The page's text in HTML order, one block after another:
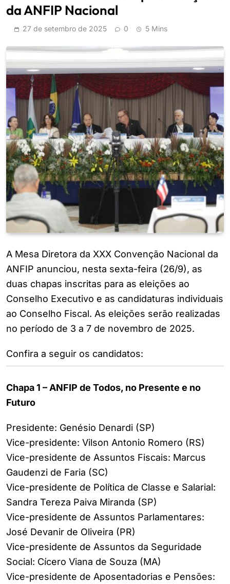
da ANFIP Nacional
27 de setembro de 2025 0 5 Mins
A Mesa Diretora da XXX Convenção Nacional da
ANFIP anunciou, nesta sexta-feira (26/9), as
duas chapas inscritas para as eleições ao
Conselho Executivo e as candidaturas individuais
ao Conselho Fiscal. As eleições serão realizadas
no período de 3 a 7 de novembro de 2025.
Confira a seguir os candidatos:
Chapa 1 – ANFIP de Todos, no Presente e no
Futuro
Presidente: Genésio Denardi (SP)
Vice-presidente: Vilson Antonio Romero (RS)
Vice-presidente de Assuntos Fiscais: Marcus
Gaudenzi de Faria (SC)
Vice-presidente de Política de Classe e Salarial:
Sandra Tereza Paiva Miranda (SP)
Vice-presidente de Assuntos Parlamentares:
José Devanir de Oliveira (PR)
Vice-presidente de Assuntos da Seguridade
Social: Cícero Viana de Souza (MA)
Vice-presidente de Aposentadorias e Pensões: